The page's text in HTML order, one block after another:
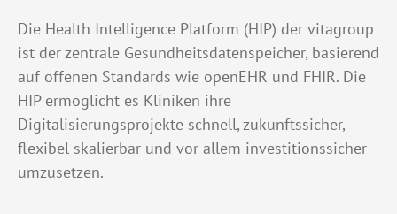
Die Health Intelligence Platform (HIP) der vitagroup
ist der zentrale Gesundheitsdatenspeicher, basierend
auf offenen Standards wie openEHR und FHIR. Die
HIP ermöglicht es Kliniken ihre
Digitalisierungsprojekte schnell, zukunftssicher,
flexibel skalierbar und vor allem investitionssicher
umzusetzen.